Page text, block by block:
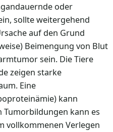
oder
sollte weitergehend
auf den Grund
Beimengung von Blut
sein. Die Tiere
zeigen starke
Eine
kann
kann es
vollkommenen Verlegen